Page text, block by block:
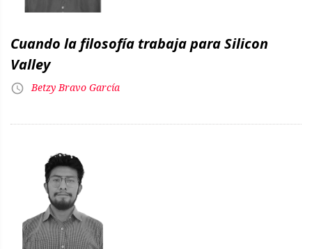
Cuando la filosofía trabaja para Silicon
Valley
Betzy Bravo García